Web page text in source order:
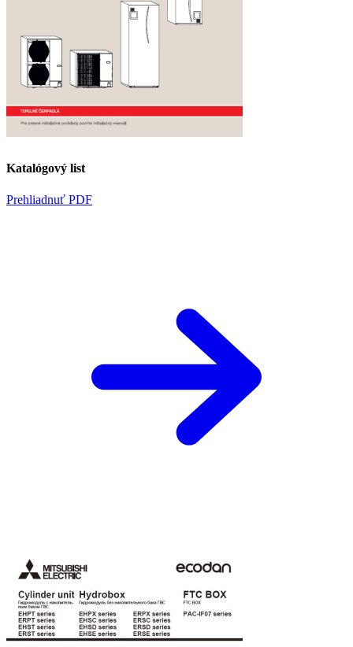
Katalógový list
Prehliadnuť PDF